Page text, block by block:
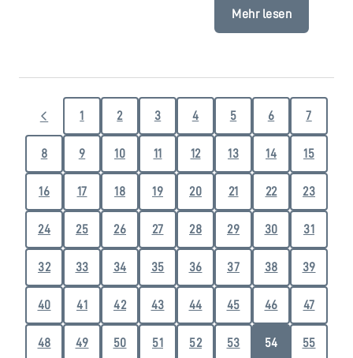
Mehr lesen
1 2 3 4 5 6 7
8 9 10 11 12 13 14 15
16 17 18 19 20 21 22 23
24 25 26 27 28 29 30 31
32 33 34 35 36 37 38 39
40 41 42 43 44 45 46 47
48 49 50 51 52 53 54 55